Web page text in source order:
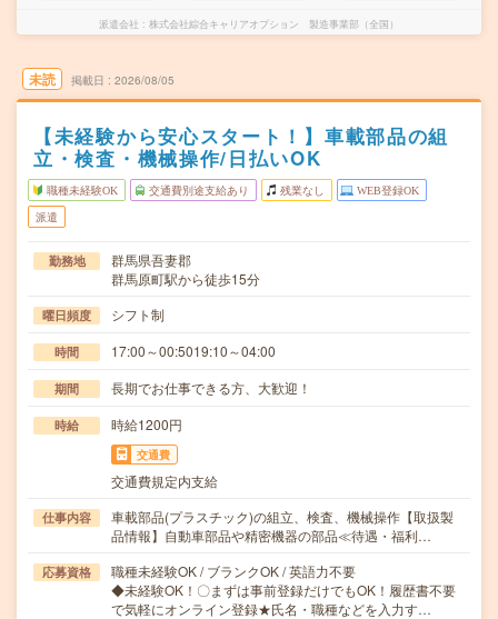
派遣会社 株式会社綜合キャリアオプション 製造事業部（全国）
未読 掲載日 2026/08/05
【未経験から安心スタート！】車載部品の組
立・検査・機械操作/日払いOK
職種未経験OK 交通費別途支給あり 残業なし WEB登録OK
派遣
勤務地
群馬県吾妻郡
群馬原町駅から徒歩15分
曜日頻度 シフト制
時間 17:00～00:5019:10～04:00
期間 長期でお仕事できる方、大歓迎！
時給 時給1200円
交通費
交通費規定内支給
仕事内容
車載部品(プラスチック)の組立、検査、機械操作【取扱製
品情報】自動車部品や精密機器の部品≪待遇・福利…
応募資格
職種未経験OK / ブランクOK / 英語力不要
◆未経験OK！〇まずは事前登録だけでもOK！履歴書不要
で気軽にオンライン登録★氏名・職種などを入力す…